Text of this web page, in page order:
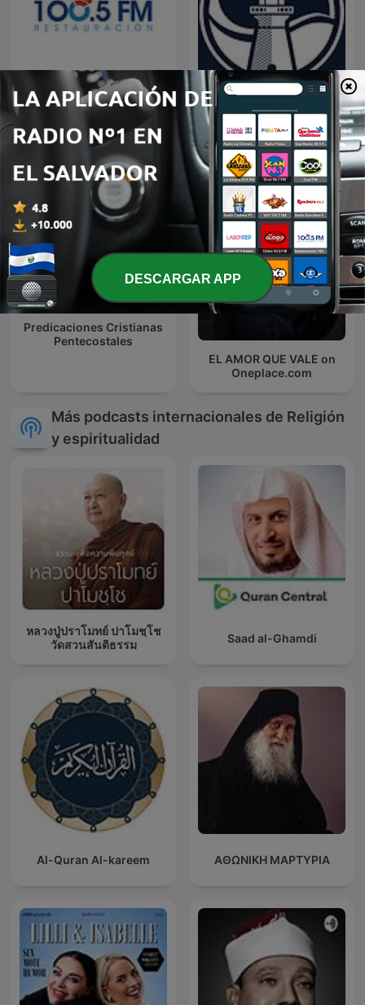
Restauracion Predicaciones Cristianas
Predicaciones Cristianas
Pentecostales
EL AMOR QUE VALE on
Oneplace.com
Más podcasts internacionales de Religión
y espiritualidad
หลวงปู่ปราโมทย์ ปาโมชฺโช
วัดสวนสันติธรรม
Saad al-Ghamdi
Al-Quran Al-kareem ΑΘΩΝΙΚΗ ΜΑΡΤΥΡΙΑ
DESCARGAR APP